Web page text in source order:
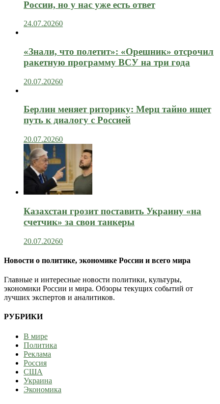
России, но у нас уже есть ответ
24.07.20260
«Знали, что полетит»: «Орешник» отсрочил
ракетную программу ВСУ на три года
20.07.20260
Берлин меняет риторику: Мерц тайно ищет
путь к диалогу с Россией
20.07.20260
Казахстан грозит поставить Украину «на
счетчик» за свои танкеры
20.07.20260
Новости о политике, экономике России и всего мира
Главные и интересные новости политики, культуры,
экономики России и мира. Обзоры текущих событий от
лучших экспертов и аналитиков.
РУБРИКИ
В мире
Политика
Реклама
Россия
США
Украина
Экономика